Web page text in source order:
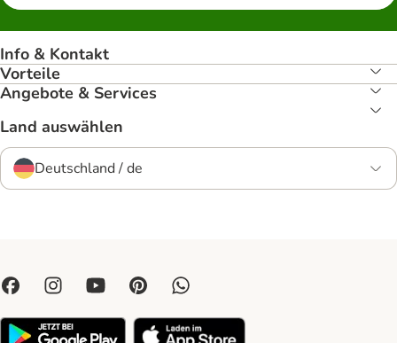
Info & Kontakt
Vorteile
Angebote & Services
Land auswählen
Deutschland / de